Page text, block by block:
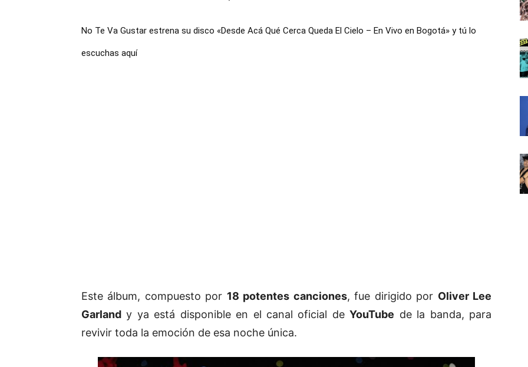
No Te Va Gustar estrena su disco «Desde Acá Qué Cerca Queda El Cielo – En Vivo en Bogotá» y tú lo
escuchas aquí
Este álbum, compuesto por 18 potentes canciones, fue dirigido por Oliver Lee
Garland y ya está disponible en el canal oficial deYouTube de la banda, para
revivir toda la emoción de esa noche única.